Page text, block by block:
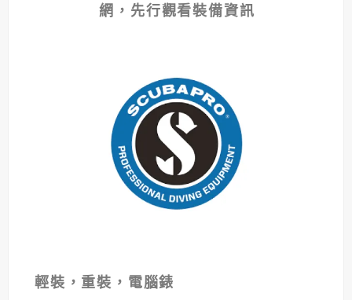
網，先行觀看裝備資訊
輕裝，重裝，電腦錶